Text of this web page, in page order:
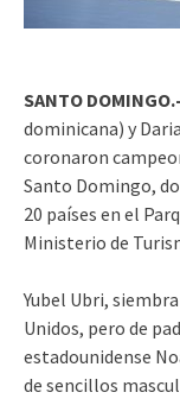
SANTO DOMINGO.-
dominicana) y
coronaron
Santo Domingo,
20 países en el
Ministerio de
Yubel Ubri,
Unidos, pero de
estadounidense
de sencillos